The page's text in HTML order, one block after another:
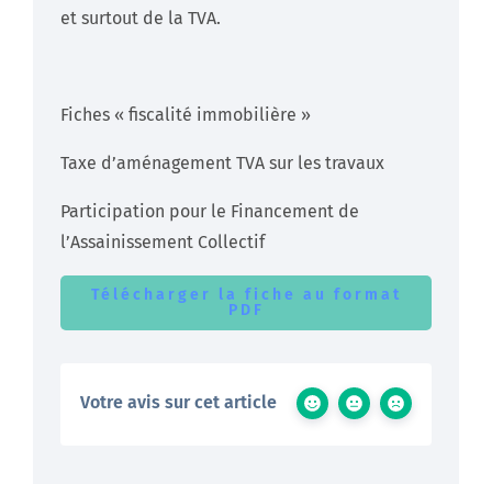
et surtout de la TVA.
Fiches « fiscalité immobilière »
Taxe d’aménagement TVA sur les travaux
Participation pour le Financement de
l’Assainissement Collectif
Télécharger la fiche au format
PDF
Votre avis sur cet article